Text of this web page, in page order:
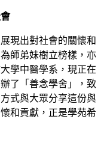
現出對社會的關懷和
師弟妹樹立榜樣，亦
學中醫學系，現正在
了「善念學舍」，致
式與大眾分享這份與
和貢獻，正是學苑希